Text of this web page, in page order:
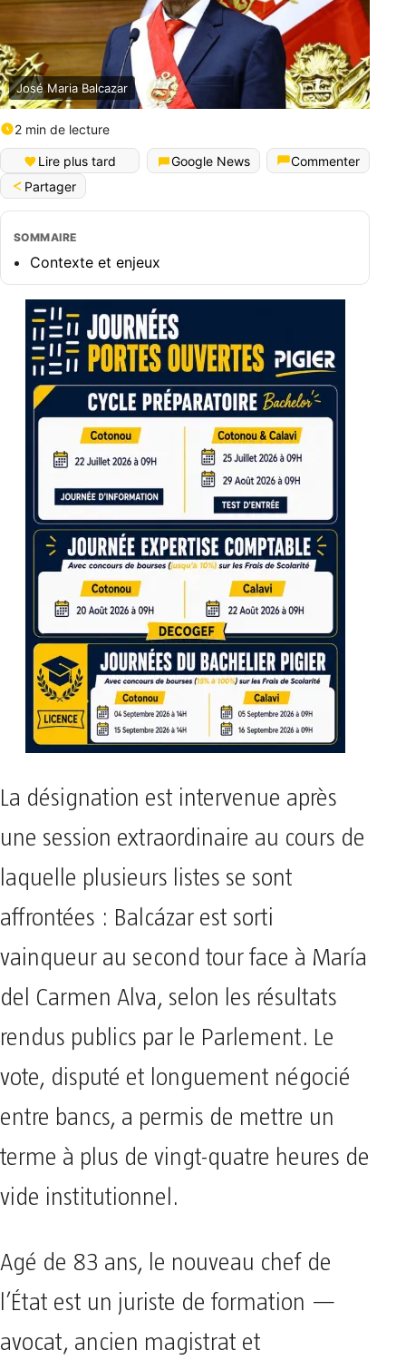
José Maria Balcazar
2 min de lecture
Lire plus tard Google News
Commenter
Partager
SOMMAIRE
Contexte et enjeux
La désignation est intervenue après
une session extraordinaire au cours de
laquelle plusieurs listes se sont
affrontées : Balcázar est sorti
vainqueur au second tour face à María
del Carmen Alva, selon les résultats
rendus publics par le Parlement. Le
vote, disputé et longuement négocié
entre bancs, a permis de mettre un
terme à plus de vingt-quatre heures de
vide institutionnel.
Agé de 83 ans, le nouveau chef de
l’État est un juriste de formation —
avocat, ancien magistrat et